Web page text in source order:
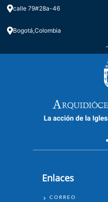
calle 79#28a-46
Bogotá,Colombia
Enlaces
ENLACES
CORREO